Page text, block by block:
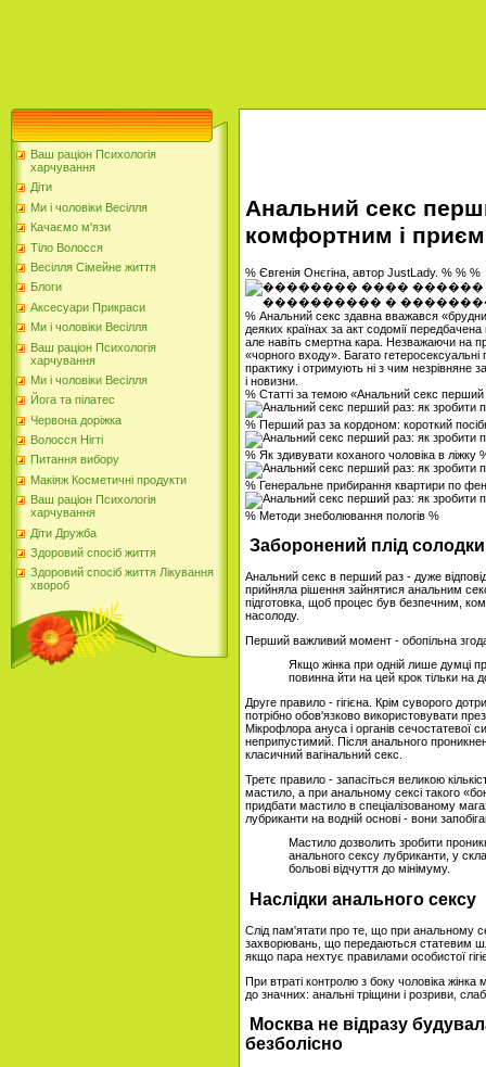
Ваш раціон Психологія
харчування
Діти
Ми і чоловіки Весілля
Качаємо м'язи
Тіло Волосся
Весілля Сімейне життя
Блоги
Аксесуари Прикраси
Ми і чоловіки Весілля
Ваш раціон Психологія
харчування
Ми і чоловіки Весілля
Йога та пілатес
Червона доріжка
Волосся Нігті
Питання вибору
Макіяж Косметичні продукти
Ваш раціон Психологія
харчування
Діти Дружба
Здоровий спосіб життя
Здоровий спосіб життя Лікування
хвороб
Анальний секс
комфортним і
% Євгенія Онєгіна, автор JustLady. % % %
% Анальний секс здавна вважався
деяких країнах за акт содомії передбачена
але навіть смертна кара. Незважаючи на
«чорного входу». Багато
практику і отримують ні з чим незрівняне
і новизни.
% Статті за темою «Анальний секс
% Перший раз за кордоном: короткий
% Як здивувати коханого чоловіка в ліжку
% Генеральне прибирання квартири по
% Методи знеболювання пологів %
Заборонений плід
Анальний секс в перший раз - дуже
прийняла рішення зайнятися анальним
підготовка, щоб процес був безпечним,
насолоду.
Перший важливий момент - обопільна згода
Якщо жінка при одній лише думці
повинна йти на цей крок тільки на
Друге правило - гігієна. Крім суворого
потрібно обов'язково використовувати
Мікрофлора ануса і органів сечостатевої
неприпустимий. Після анального
класичний вагінальний секс.
Третє правило - запасіться великою
мастило, а при анальному сексі такого
придбати мастило в спеціалізованому
лубриканти на водній основі - вони
Мастило дозволить зробити
анального сексу лубриканти, у
больові відчуття до мінімуму.
Наслідки анального сексу
Слід пам'ятати про те, що при анальному
захворювань, що передаються статевим
якщо пара нехтує правилами особистої
При втраті контролю з боку чоловіка
до значних: анальні тріщини і розриви,
Москва не відразу
безболісно